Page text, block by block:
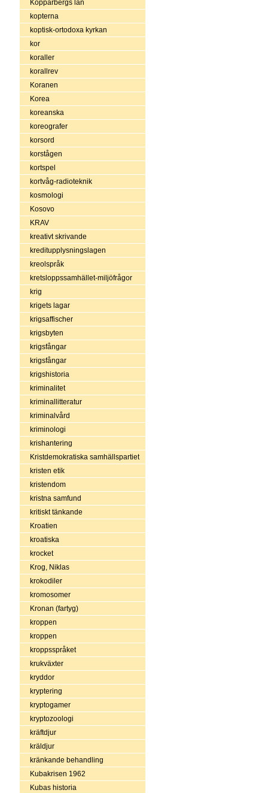
Kopparbergs län
kopterna
koptisk-ortodoxa kyrkan
kor
koraller
korallrev
Koranen
Korea
koreanska
koreografer
korsord
korstågen
kortspel
kortvåg-radioteknik
kosmologi
Kosovo
KRAV
kreativt skrivande
kreditupplysningslagen
kreolspråk
kretsloppssamhället-miljöfrågor
krig
krigets lagar
krigsaffischer
krigsbyten
krigsfångar
krigsfångar
krigshistoria
kriminalitet
kriminallitteratur
kriminalvård
kriminologi
krishantering
Kristdemokratiska samhällspartiet
kristen etik
kristendom
kristna samfund
kritiskt tänkande
Kroatien
kroatiska
krocket
Krog, Niklas
krokodiler
kromosomer
Kronan (fartyg)
kroppen
kroppen
kroppsspråket
krukväxter
kryddor
kryptering
kryptogamer
kryptozoologi
kräftdjur
kräldjur
kränkande behandling
Kubakrisen 1962
Kubas historia